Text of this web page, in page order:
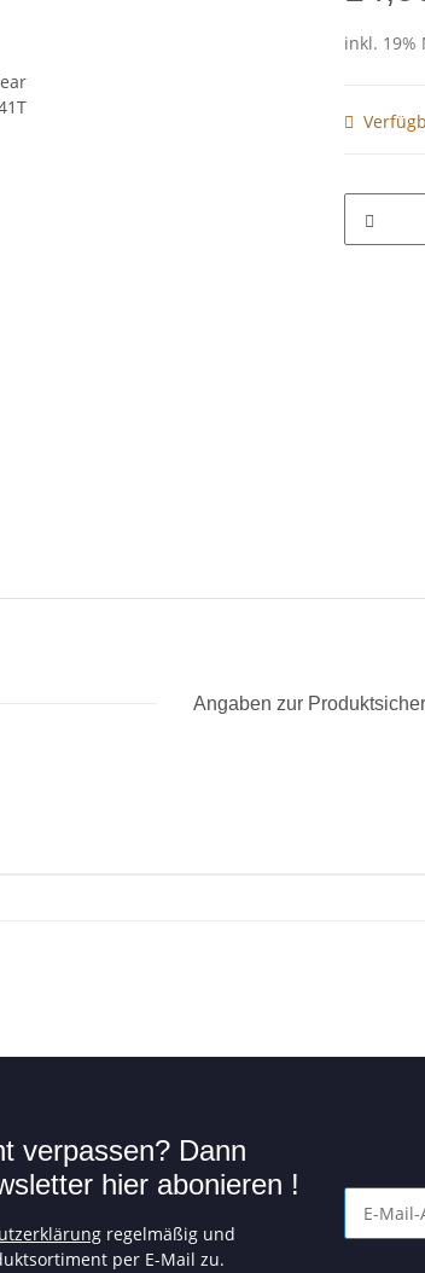
inkl. 19%
Angaben zur
verpassen? Dann
hier abonieren !
regelmäßig und
per E-Mail zu.